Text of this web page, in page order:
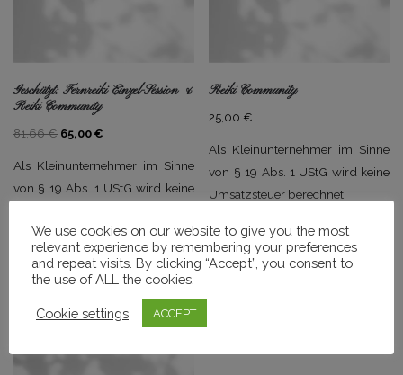
Geschützt: Fernreiki Einzel-Session &
Reiki Community
81,66€ Ursprünglicher
81,66 €
65,00 €
65,00 €.
Als Kleinunternehmer im Sinne
von § 19 Abs. 1 UStG wird keine
In den Warenkorb
Reiki Community
25,00 €
Als Kleinunternehmer im Sinne
von § 19 Abs. 1 UStG wird keine
Umsatzsteuer berechnet.
Buchen
We use cookies on our website to give you the most
relevant experience by remembering your preferences
and repeat visits. By clicking “Accept”, you consent to
the use of ALL the cookies.
Cookie settings ACCEPT